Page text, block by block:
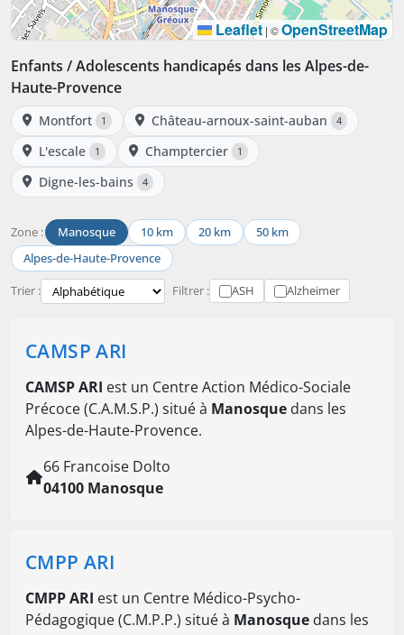
Leaflet | ©OpenStreetMap
Enfants / Adolescents handicapés dans les Alpes-de-
Haute-Provence
Montfort 1 Château-arnoux-saint-auban 4
L'escale 1 Champtercier 1
Digne-les-bains 4
Zone : Manosque 10 km 20 km
50 km
Alpes-de-Haute-Provence
Trier : Filtrer : ASH Alzheimer
CAMSP ARI
CAMSP ARI est un Centre Action Médico-Sociale
Précoce (C.A.M.S.P.) situé à Manosque dans les
Alpes-de-Haute-Provence.
66 Francoise Dolto
04100 Manosque
CMPP ARI
CMPP ARI est un Centre Médico-Psycho-
Pédagogique (C.M.P.P.) situé à Manosque dans les